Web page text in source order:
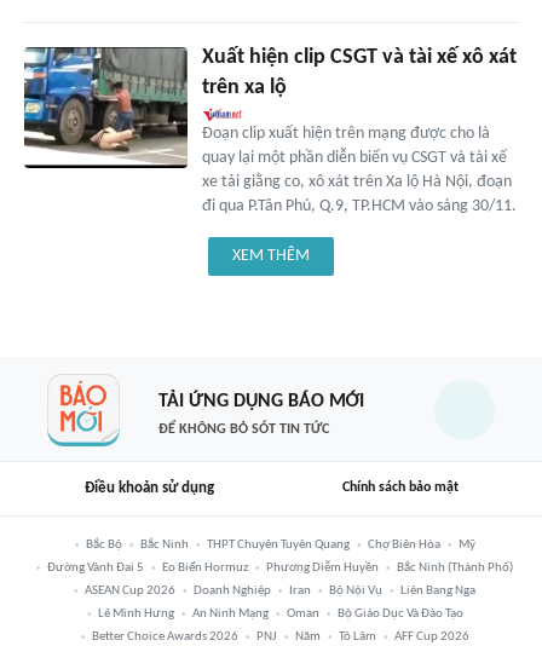
Xuất hiện clip CSGT và tài xế xô xát
trên xa lộ
Đoạn clip xuất hiện trên mạng được cho là
quay lại một phần diễn biến vụ CSGT và tài xế
xe tải giằng co, xô xát trên Xa lộ Hà Nội, đoạn
đi qua P.Tân Phú, Q.9, TP.HCM vào sáng 30/11.
XEM THÊM
TẢI ỨNG DỤNG BÁO MỚI
ĐỂ KHÔNG BỎ SÓT TIN TỨC
Điều khoản sử dụng Chính sách bảo mật
Bắc Bộ Bắc Ninh THPT Chuyên Tuyên Quang Chợ Biên Hòa
Mỹ
Đường Vành Đai 5
Eo Biển Hormuz Phương Diễm Huyền
Bắc Ninh (thành Phố)
ASEAN Cup 2026
Doanh Nghiệp Iran Bộ Nội Vụ
Liên Bang Nga
Lê Minh Hưng
An Ninh Mạng Oman
Bộ Giáo Dục Và Đào Tạo
Better Choice Awards 2026
PNJ Năm Tô Lâm AFF Cup 2026